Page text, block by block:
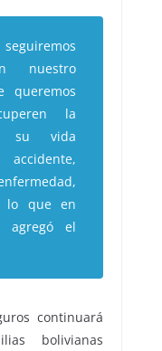
nuestro
queremos
la
su vida
lo que en
agregó el
continuará
bolivianas